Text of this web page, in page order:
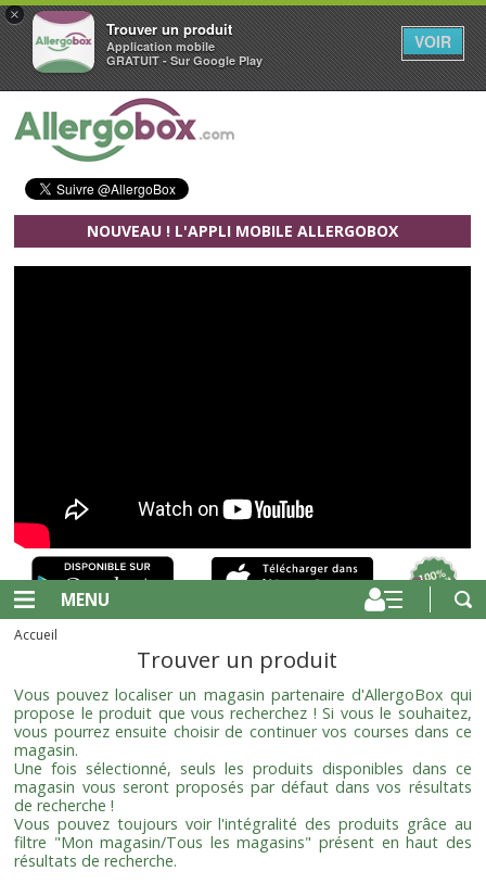
×
Trouver un produit
Application mobile
GRATUIT - Sur Google Play
VOIR
Aller au contenu principal
NOUVEAU ! L'APPLI MOBILE ALLERGOBOX
MENU
Accueil
Trouver un produit
Vous pouvez localiser un magasin partenaire d'AllergoBox qui
propose le produit que vous recherchez ! Si vous le souhaitez,
vous pourrez ensuite choisir de continuer vos courses dans ce
magasin.
Une fois sélectionné, seuls les produits disponibles dans ce
magasin vous seront proposés par défaut dans vos résultats
de recherche !
Vous pouvez toujours voir l'intégralité des produits grâce au
filtre "Mon magasin/Tous les magasins" présent en haut des
résultats de recherche.